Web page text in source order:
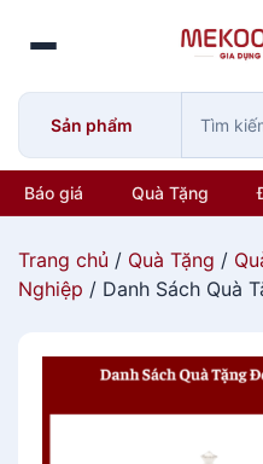
o
Sản phẩm
Báo giá Quà Tặng
Trang chủ / Quà Tặng /
Nghiệp / Danh Sách Quà